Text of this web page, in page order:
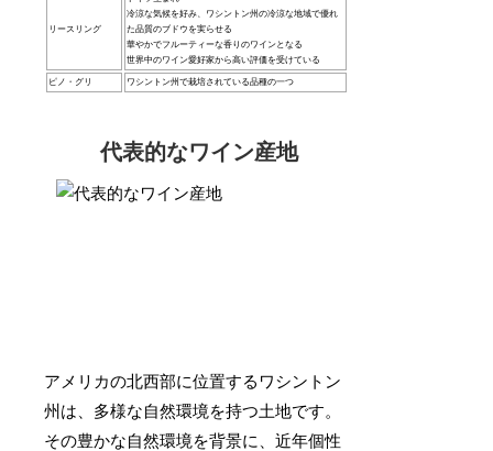
リースリング
冷涼な気候を好み、ワシントン州の冷涼な地域で優れ
た品質のブドウを実らせる
華やかでフルーティーな香りのワインとなる
世界中のワイン愛好家から高い評価を受けている
ピノ・グリ ワシントン州で栽培されている品種の一つ
代表的なワイン産地
アメリカの北西部に位置するワシントン
州は、多様な自然環境を持つ土地です。
その豊かな自然環境を背景に、近年個性